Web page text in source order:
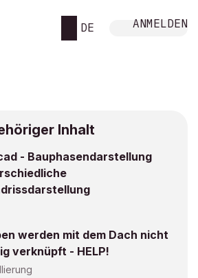
DE ANMELDEN
Inhalt
- Bauphasendarstellung
werden mit dem Dach nicht
verknüpft - HELP!